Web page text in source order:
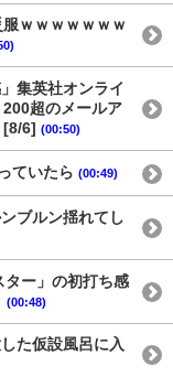
ｗｗｗｗｗｗｗ
集英社オンライ
超のメールア
6] (00:50)
ていたら (00:49)
ブルン揺れてし
ター」の初打ち感
(00:48)
た仮設風呂に入